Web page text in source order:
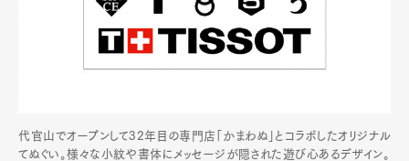
代官山でオープンして32年目の専門店「かまわぬ」とコラボしたオリジナル
てぬぐい。様々な小紋や書体にメッセージが隠された遊び心あるデザイン。